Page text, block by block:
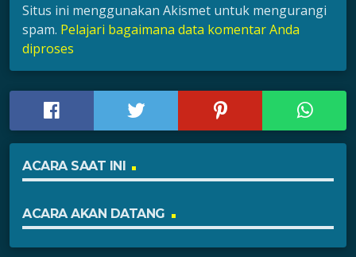
Situs ini menggunakan Akismet untuk mengurangi
spam. Pelajari bagaimana data komentar Anda
diproses
ACARA SAAT INI
ACARA AKAN DATANG